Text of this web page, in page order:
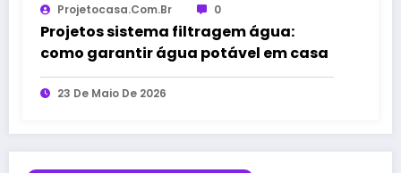
Projetocasa.com.br 0
Projetos sistema filtragem água:
como garantir água potável em casa
23 De Maio De 2026